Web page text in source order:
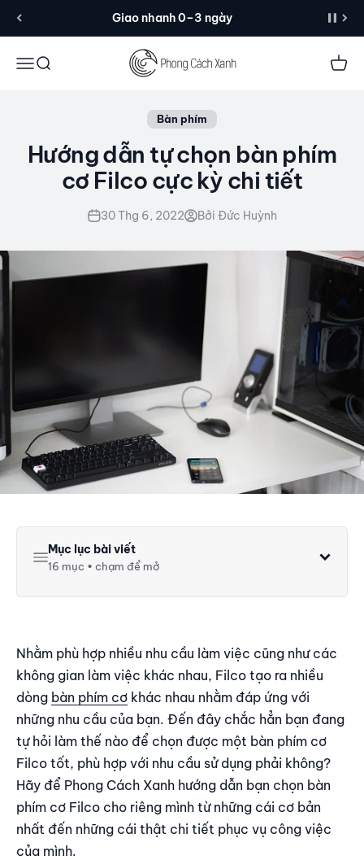
Giao nhanh 0–3 ngày
MenuTìm kiếm Giỏ
Bàn phím
Hướng dẫn tự chọn bàn phím
cơ Filco cực kỳ chi tiết
30 Thg 6, 2022 Bởi Đức Huỳnh
Mục lục bài viết
16 mục • chạm để mở
Hướng dẫn chọn dòng bàn phím cơ Filco
Chọn bàn phím cơ Filco chơi game
Hướng dẫn chọn layout bàn phím phù hợp nhu cầu
Layout Fullsize
Layout Tenkeyless hay còn gọi là TKL
Layout Compact hay còn gọi là Mini
Hướng dẫn chọn switch cho bàn phím cơ Filco
Switch Cherry MX Blue
Switch Cherry MX Brown
Switch Cherry MX Red
Nhằm phù hợp nhiều nhu cầu làm việc cũng như các
không gian làm việc khác nhau, Filco tạo ra nhiều
dòng bàn phím cơ khác nhau nhằm đáp ứng với
những nhu cầu của bạn. Đến đây chắc hẳn bạn đang
tự hỏi làm thế nào để chọn được một bàn phím cơ
Filco tốt, phù hợp với nhu cầu sử dụng phải không?
Hãy để Phong Cách Xanh hướng dẫn bạn chọn bàn
phím cơ Filco cho riêng mình từ những cái cơ bản
nhất đến những cái thật chi tiết phục vụ công việc
của mình.